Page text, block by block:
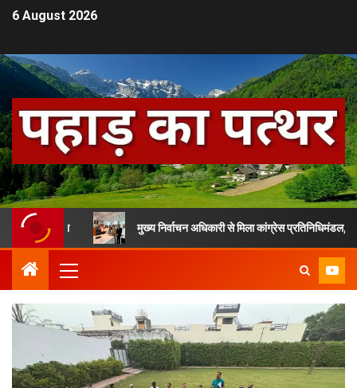
6 August 2026
मुख्य निर्वाचन अधिकारी से मिला कांग्रेस प्रतिनिधिमंडल, SIR के मुद्दे पर की